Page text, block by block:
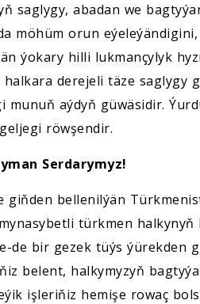
saglygy, abadan we
möhüm orun
ýokary hilli lukmançylyk
derejeli täze saglygy
aýdyň güwäsidir.
röwşendir.
Serdarymyz!
giňden bellenilýän
türkmen halkynyň
de bir gezek tüýs ýürekden
belent, halkymyzyň
işleriňiz hemişe rowaç